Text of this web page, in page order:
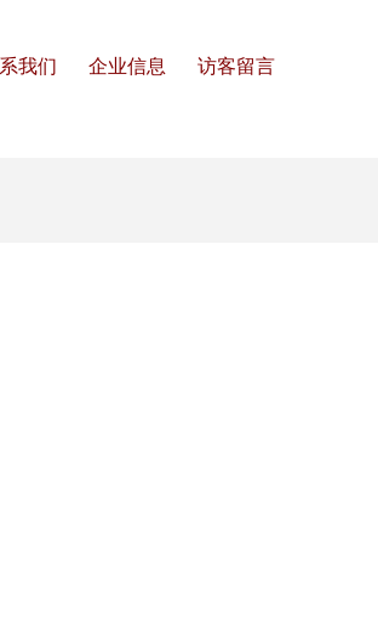
我们 企业信息 访客留言